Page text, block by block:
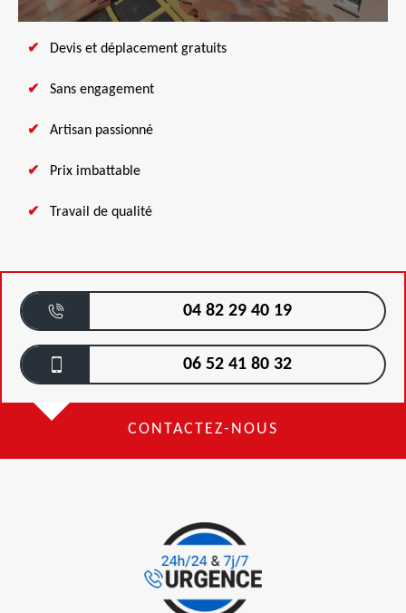
Devis et déplacement gratuits
Sans engagement
Artisan passionné
Prix imbattable
Travail de qualité
04 82 29 40 19
06 52 41 80 32
CONTACTEZ-NOUS